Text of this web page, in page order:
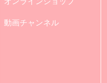
動画チャンネル